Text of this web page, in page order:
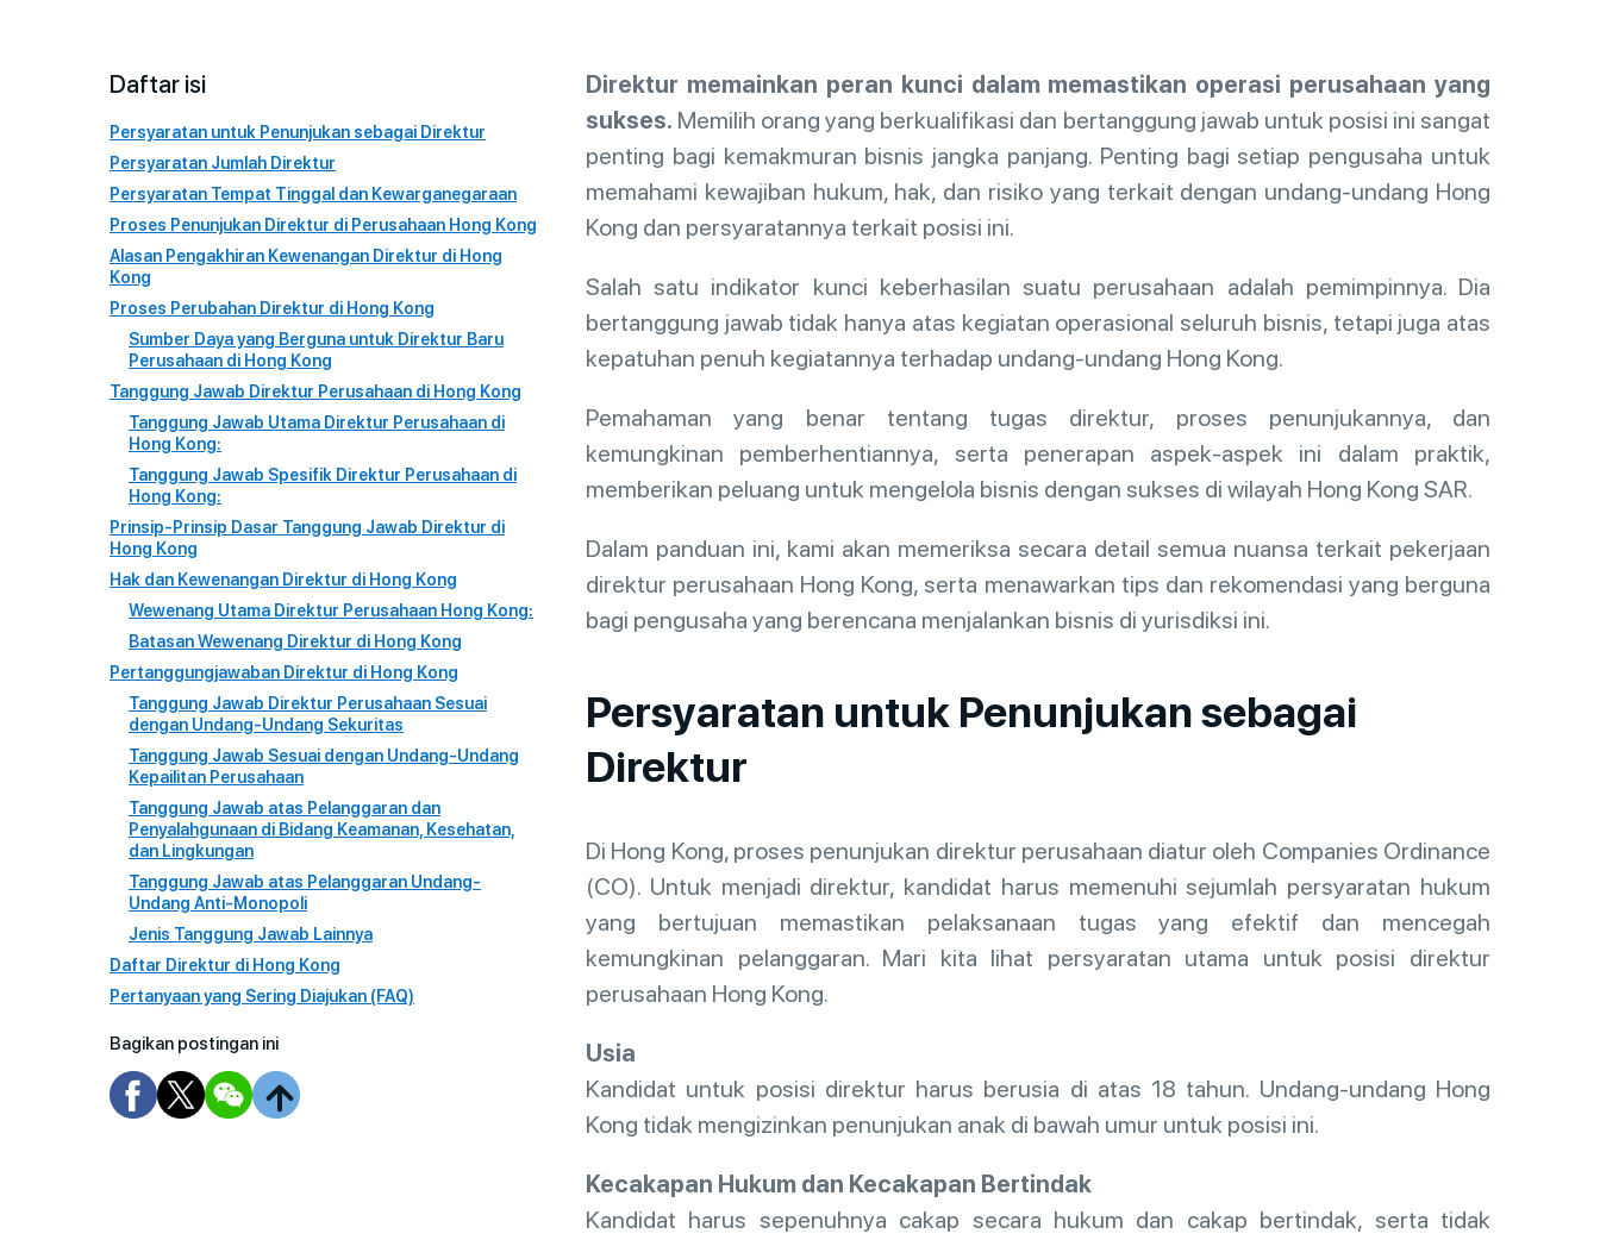
Daftar isi
Persyaratan untuk Penunjukan sebagai Direktur
Persyaratan Jumlah Direktur
Persyaratan Tempat Tinggal dan Kewarganegaraan
Proses Penunjukan Direktur di Perusahaan Hong Kong
Alasan Pengakhiran Kewenangan Direktur di Hong
Kong
Proses Perubahan Direktur di Hong Kong
Sumber Daya yang Berguna untuk Direktur Baru
Perusahaan di Hong Kong
Tanggung Jawab Direktur Perusahaan di Hong Kong
Tanggung Jawab Utama Direktur Perusahaan di
Hong Kong:
Tanggung Jawab Spesifik Direktur Perusahaan di
Hong Kong:
Prinsip-Prinsip Dasar Tanggung Jawab Direktur di
Hong Kong
Hak dan Kewenangan Direktur di Hong Kong
Wewenang Utama Direktur Perusahaan Hong Kong:
Batasan Wewenang Direktur di Hong Kong
Pertanggungjawaban Direktur di Hong Kong
Tanggung Jawab Direktur Perusahaan Sesuai
dengan Undang-Undang Sekuritas
Tanggung Jawab Sesuai dengan Undang-Undang
Kepailitan Perusahaan
Tanggung Jawab atas Pelanggaran dan
Penyalahgunaan di Bidang Keamanan, Kesehatan,
dan Lingkungan
Tanggung Jawab atas Pelanggaran Undang-
Undang Anti-Monopoli
Jenis Tanggung Jawab Lainnya
Daftar Direktur di Hong Kong
Pertanyaan yang Sering Diajukan (FAQ)
Bagikan postingan ini
Direktur memainkan peran kunci dalam memastikan operasi perusahaan yang
sukses. Memilih orang yang berkualifikasi dan bertanggung jawab untuk posisi ini sangat
penting bagi kemakmuran bisnis jangka panjang. Penting bagi setiap pengusaha untuk
memahami kewajiban hukum, hak, dan risiko yang terkait dengan undang-undang Hong
Kong dan persyaratannya terkait posisi ini.
Salah satu indikator kunci keberhasilan suatu perusahaan adalah pemimpinnya. Dia
bertanggung jawab tidak hanya atas kegiatan operasional seluruh bisnis, tetapi juga atas
kepatuhan penuh kegiatannya terhadap undang-undang Hong Kong.
Pemahaman yang benar tentang tugas direktur, proses penunjukannya, dan
kemungkinan pemberhentiannya, serta penerapan aspek-aspek ini dalam praktik,
memberikan peluang untuk mengelola bisnis dengan sukses di wilayah Hong Kong SAR.
Dalam panduan ini, kami akan memeriksa secara detail semua nuansa terkait pekerjaan
direktur perusahaan Hong Kong, serta menawarkan tips dan rekomendasi yang berguna
bagi pengusaha yang berencana menjalankan bisnis di yurisdiksi ini.
Persyaratan untuk Penunjukan sebagai
Direktur
Di Hong Kong, proses penunjukan direktur perusahaan diatur oleh Companies Ordinance
(CO). Untuk menjadi direktur, kandidat harus memenuhi sejumlah persyaratan hukum
yang bertujuan memastikan pelaksanaan tugas yang efektif dan mencegah
kemungkinan pelanggaran. Mari kita lihat persyaratan utama untuk posisi direktur
perusahaan Hong Kong.
Usia
Kandidat untuk posisi direktur harus berusia di atas 18 tahun. Undang-undang Hong
Kong tidak mengizinkan penunjukan anak di bawah umur untuk posisi ini.
Kecakapan Hukum dan Kecakapan Bertindak
Kandidat harus sepenuhnya cakap secara hukum dan cakap bertindak, serta tidak